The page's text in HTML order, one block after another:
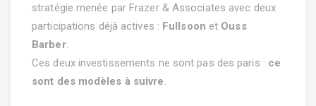
stratégie menée par Frazer & Associates avec deux
participations déjà actives : Fullsoon et Ouss
Barber.
Ces deux investissements ne sont pas des paris : ce
sont des modèles à suivre.